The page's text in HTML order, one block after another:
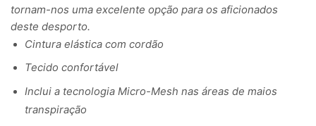
tornam-nos uma excelente opção para os aficionados
deste desporto.
Cintura elástica com cordão
Tecido confortável
Inclui a tecnologia Micro-Mesh nas áreas de maios
transpiração